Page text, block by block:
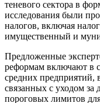
теневого сектора в
исследования были
налогов, включая
имущественный и
Предложенные
реформам включают в
средних предприятий,
связанных с уходом за
пороговых лимитов